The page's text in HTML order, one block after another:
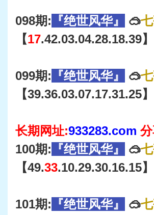
098期: 『绝世风华』 🥽
【17.42.03.04.28.18.39】
099期: 『绝世风华』 🥽
【39.36.03.07.17.31.25】
长期网址:933283.com
100期: 『绝世风华』 🥽
【49.33.10.29.30.16.15】
101期: 『绝世风华』 🥽